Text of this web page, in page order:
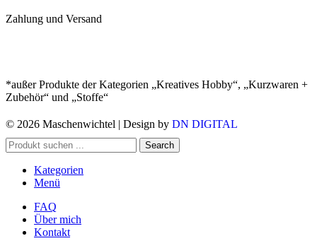
Zahlung und Versand
*außer Produkte der Kategorien „Kreatives Hobby“, „Kurzwaren +
Zubehör“ und „Stoffe“
© 2026 Maschenwichtel | Design by DN DIGITAL
Search
Kategorien
Menü
FAQ
Über mich
Kontakt